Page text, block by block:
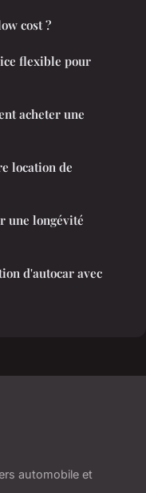
cost ?
flexible pour
acheter une
location de
une longévité
d'autocar avec
automobile et